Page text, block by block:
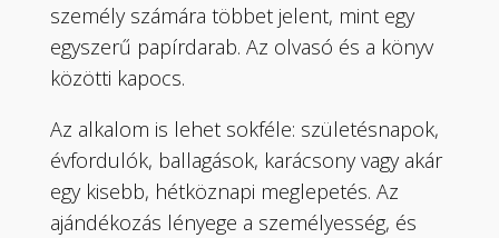
személy számára többet jelent, mint egy
egyszerű papírdarab. Az olvasó és a könyv
közötti kapocs.
Az alkalom is lehet sokféle: születésnapok,
évfordulók, ballagások, karácsony vagy akár
egy kisebb, hétköznapi meglepetés. Az
ajándékozás lényege a személyesség, és